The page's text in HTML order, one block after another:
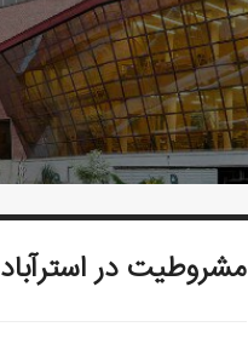
مشروطیت در استرآباد